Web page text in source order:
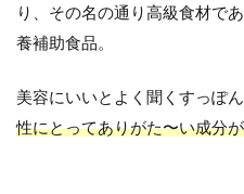
り、その名の通り高級食材で
養補助食品。
美容にいいとよく聞くすっぽん
性にとってありがた〜い成分